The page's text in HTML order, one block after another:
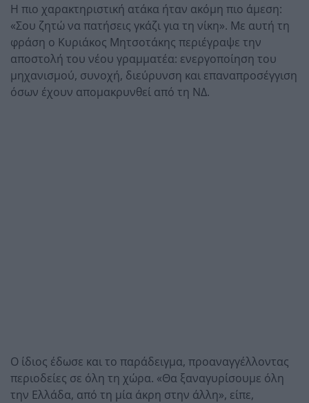
Η πιο χαρακτηριστική ατάκα ήταν ακόμη πιο άμεση:
«Σου ζητώ να πατήσεις γκάζι για τη νίκη». Με αυτή τη
φράση ο Κυριάκος Μητσοτάκης περιέγραψε την
αποστολή του νέου γραμματέα: ενεργοποίηση του
μηχανισμού, συνοχή, διεύρυνση και επαναπροσέγγιση
όσων έχουν απομακρυνθεί από τη ΝΔ.
Ο ίδιος έδωσε και το παράδειγμα, προαναγγέλλοντας
περιοδείες σε όλη τη χώρα. «Θα ξαναγυρίσουμε όλη
την Ελλάδα, από τη μία άκρη στην άλλη», είπε,